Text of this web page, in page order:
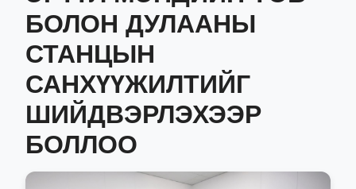
БОЛОН ДУЛААНЫ
СТАНЦЫН
САНХҮҮЖИЛТИЙГ
ШИЙДВЭРЛЭХЭЭР
БОЛЛОО